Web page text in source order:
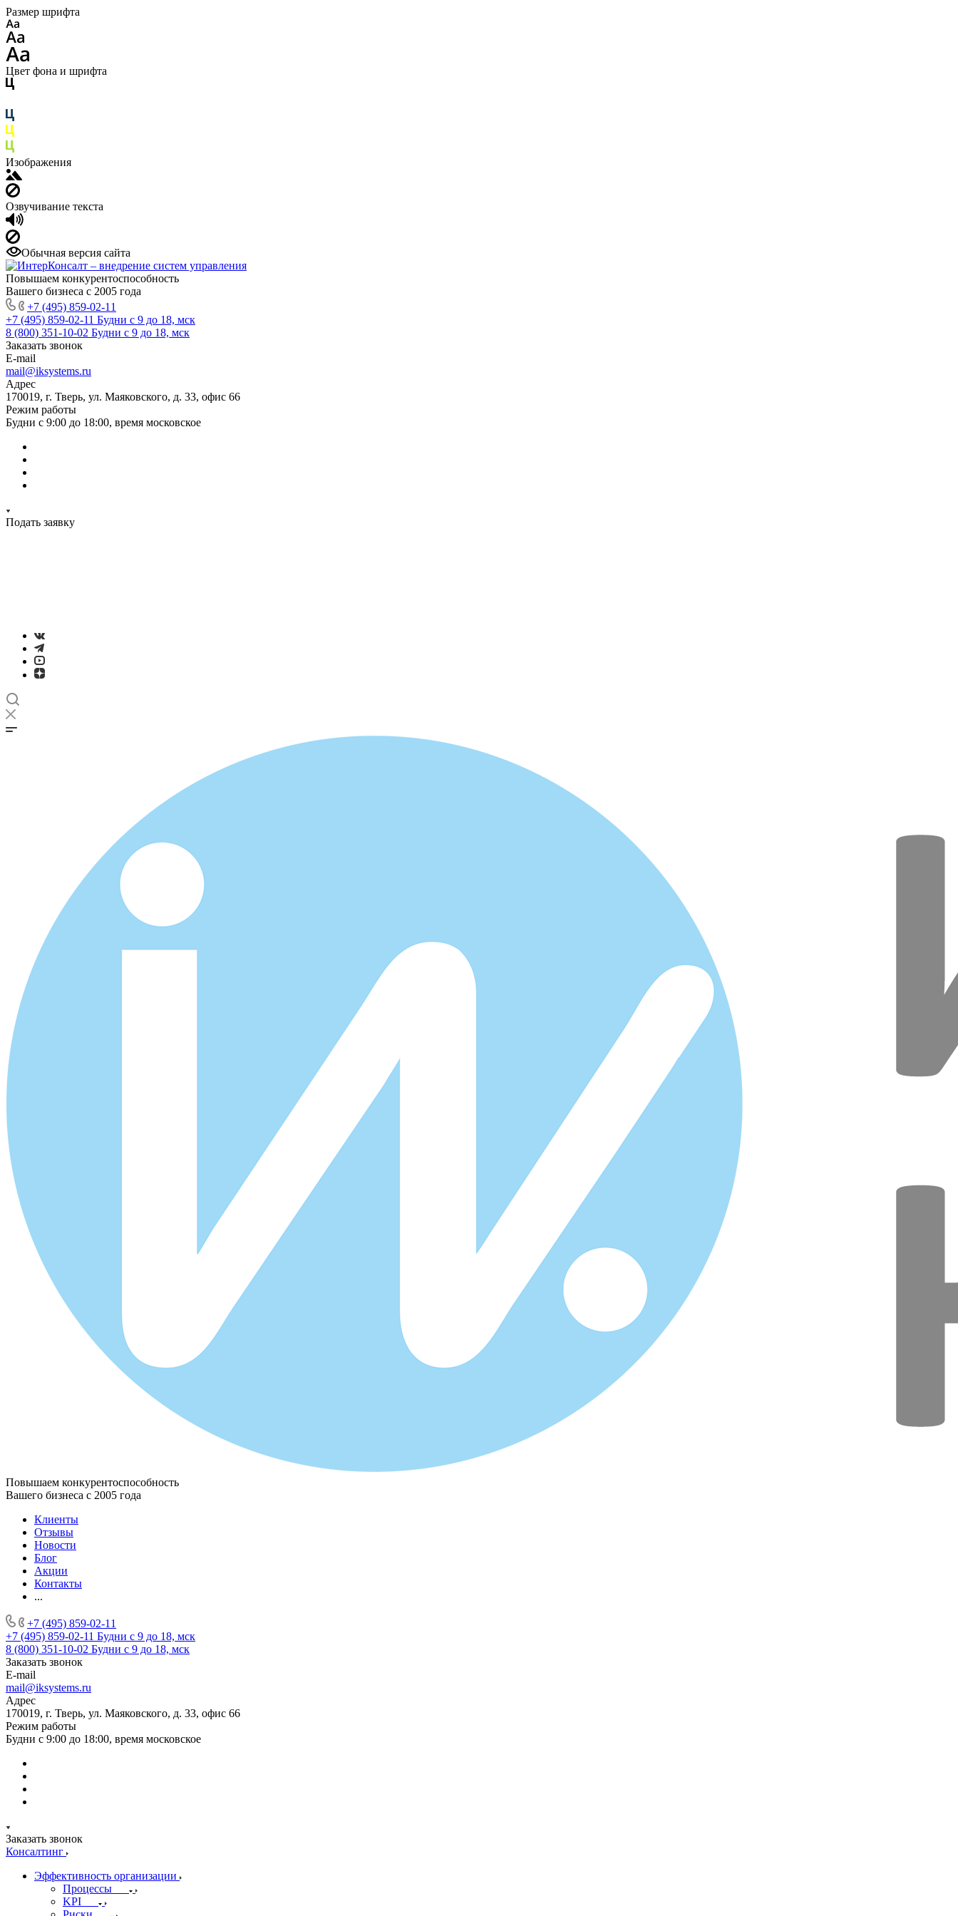
Размер шрифта
Цвет фона и шрифта
Изображения
Озвучивание текста
Обычная версия сайта
Повышаем конкурентоспособность
Вашего бизнеса с 2005 года
+7 (495) 859-02-11
+7 (495) 859-02-11 Будни с 9 до 18, мск
8 (800) 351-10-02 Будни с 9 до 18, мск
Заказать звонок
E-mail
mail@iksystems.ru
Адрес
170019, г. Тверь, ул. Маяковского, д. 33, офис 66
Режим работы
Будни с 9:00 до 18:00, время московское
Подать заявку
Повышаем конкурентоспособность
Вашего бизнеса с 2005 года
Клиенты
Отзывы
Новости
Блог
Акции
Контакты
...
+7 (495) 859-02-11
+7 (495) 859-02-11 Будни с 9 до 18, мск
8 (800) 351-10-02 Будни с 9 до 18, мск
Заказать звонок
E-mail
mail@iksystems.ru
Адрес
170019, г. Тверь, ул. Маяковского, д. 33, офис 66
Режим работы
Будни с 9:00 до 18:00, время московское
Заказать звонок
Консалтинг
Эффективность организации
Процессы
KPI